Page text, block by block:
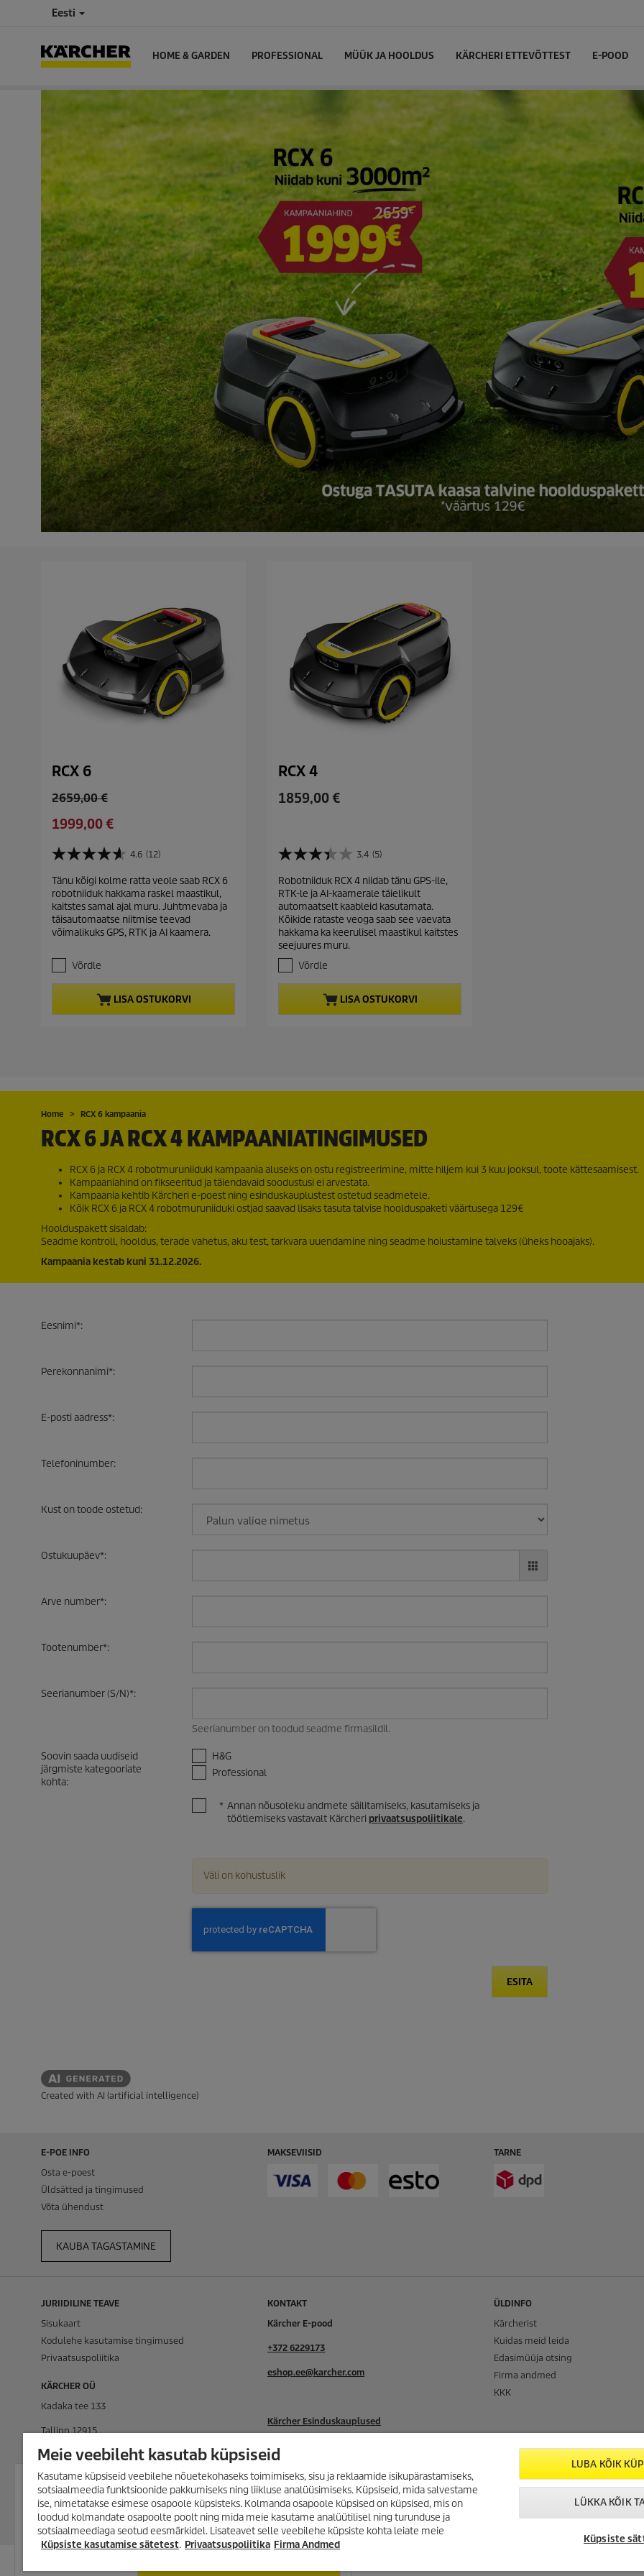
Eesti
HOME & GARDEN PROFESSIONAL MÜÜK JA HOOLDUS KÄRCHERI ETTEVÕTTEST E-POOD
VÕIMALUS SÄÄSTA SUUREMALT
KUI VAREM!
Lai valik tooteid kuni -35%! Survepesurid,
aurupesurid, tolmuimejad, tekstiilipesurid
ja palju muud!
RCX 6
O
d
r
o
d
u
c
t
p
r
i
e
2659,00 €
C
r
e
n
t
p
d
c
c
e
1999,00 €
4.6 (12)
4
6
/
5
t
ä
s
1
s
u
s
t
Tänu kõigi kolme ratta veole saab RCX 6
robotniiduk hakkama raskel maastikul,
kaitstes samal ajal muru. Juhtmevaba ja
täisautomaatse niitmise teevad
võimalikuks GPS, RTK ja AI kaamera.
Võrdle
LISA OSTUKORVI
RCX 4
C
e
n
t
p
r
o
d
u
c
p
1859,00 €
3.4 (5)
3
4
/
5
t
ä
h
s
5
t
t
Robotniiduk RCX 4 niidab tänu GPS-ile,
RTK-le ja AI-kaamerale täielikult
automaatselt kaableid kasutamata.
Kõikide rataste veoga saab see vaevata
hakkama ka keerulisel maastikul kaitstes
seejuures muru.
Võrdle
LISA OSTUKORVI
Home RCX 6 kampaania
RCX 6 JA RCX 4 KAMPAANIATINGIMUSED
RCX 6 ja RCX 4 robotmuruniiduki kampaania aluseks on ostu registreerimine, mitte hiljem kui 3 kuu jooksul, toote kättesaamisest.
Kampaaniahind on fikseeritud ja täiendavaid soodustusi ei arvestata.
Kampaania kehtib Kärcheri e-poest ning esinduskauplustest ostetud seadmetele.
Kõik RCX 6 ja RCX 4 robotmuruniiduki ostjad saavad lisaks tasuta talvise hoolduspaketi väärtusega 129€
Hoolduspakett sisaldab:
Seadme kontroll, hooldus, terade vahetus, aku test, tarkvara uuendamine ning seadme hoiustamine talveks (üheks hooajaks).
Kampaania kestab kuni 31.12.2026.
Eesnimi*:
Perekonnanimi*:
E-posti aadress*:
Telefoninumber:
Kust on toode ostetud:
Ostukuupäev*:
Arve number*:
Tootenumber*:
Seerianumber (S/N)*:
Seerianumber on toodud seadme firmasildil.
Soovin saada uudiseid
järgmiste kategooriate
kohta:
H&G
Professional
* Annan nõusoleku andmete säilitamiseks, kasutamiseks ja
töötlemiseks vastavalt Kärcheri privaatsuspoliitikale.
Väli on kohustuslik
ESITA
Created with AI (artificial intelligence)
E-POE INFO
Osta e-poest
Üldsätted ja tingimused
Võta ühendust
KAUBA TAGASTAMINE
MAKSEVIISID TARNE
JURIIDILINE TEAVE
Sisukaart
Kodulehe kasutamise tingimused
Privaatsuspoliitika
KÄRCHER OÜ
Kadaka tee 133
Tallinn 12915
Eesti
Registrikood: 12141616
KMKR Nr: EE101476148
KONTAKT
Kärcher E-pood
+372 6229173
eshop.ee@karcher.com
Kärcher Esinduskauplused
ÜLDINFO
Kärcherist
Kuidas meid leida
Edasimüüja otsing
Firma andmed
KKK
Sisaldab käibemaksu.
Meie veebileht kasutab küpsiseid
Kasutame küpsiseid veebilehe nõuetekohaseks toimimiseks, sisu ja reklaamide isikupärastamiseks,
sotsiaalmeedia funktsioonide pakkumiseks ning liikluse analüüsimiseks. Küpsiseid, mida salvestame
ise, nimetatakse esimese osapoole küpsisteks. Kolmanda osapoole küpsised on küpsised, mis on
loodud kolmandate osapoolte poolt ning mida meie kasutame analüütilisel ning turunduse ja
sotsiaalmeediaga seotud eesmärkidel. Lisateavet selle veebilehe küpsiste kohta leiate meie
Küpsiste kasutamise sätetest. Privaatsuspoliitika Firma Andmed
LUBA KÕIK
LÜKKA KÕIK
Küpsiste